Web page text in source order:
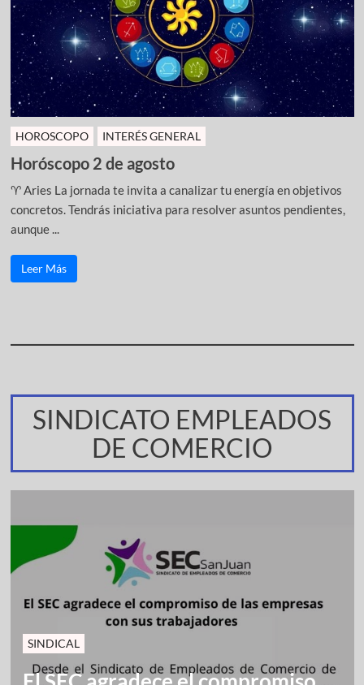
HOROSCOPO INTERÉS GENERAL
Horóscopo 2 de agosto
♈ Aries La jornada te invita a canalizar tu energía en objetivos
concretos. Tendrás iniciativa para resolver asuntos pendientes,
aunque ...
Leer Más
SINDICATO EMPLEADOS
DE COMERCIO
SINDICAL